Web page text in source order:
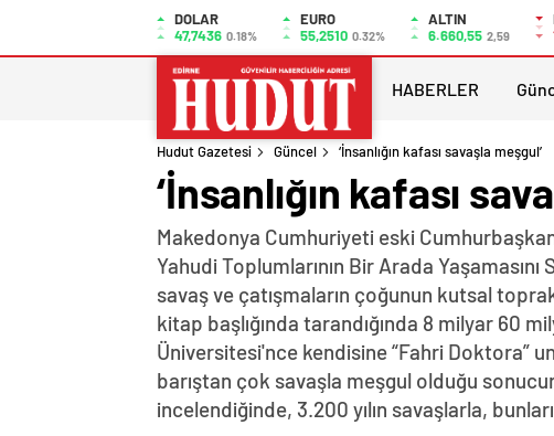
DOLAR
47,7436 0.18%
EURO
55,2510 0.32%
ALTIN
6.660,55 2,59
HABERLER
Hudut Gazetesi Güncel ‘İnsanlığın kafası savaşla meşgul’
‘İnsanlığın kafası
Makedonya Cumhuriyeti eski
Yahudi Toplumlarının Bir Arada
savaş ve çatışmaların çoğunun kutsal
kitap başlığında tarandığında 8 milyar 60
Üniversitesi'nce kendisine “Fahri Doktora”
barıştan çok savaşla meşgul olduğu
incelendiğinde, 3.200 yılın savaşlarla,